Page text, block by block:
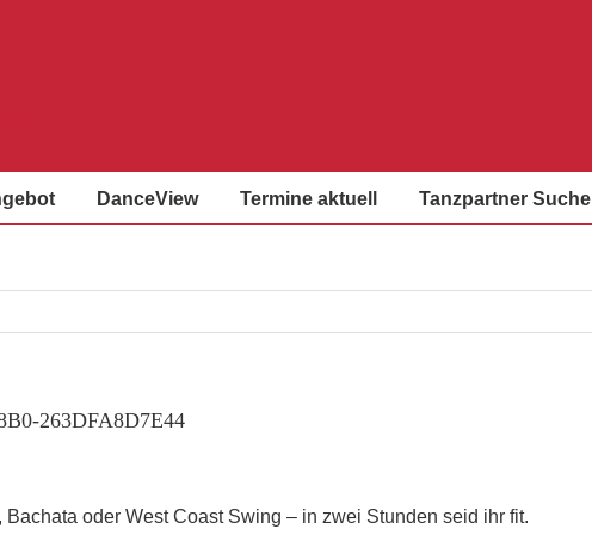
DanceView Termine aktuell Tanzpartner Suche
263DFA8D7E44
Bachata oder West Coast Swing – in zwei Stunden seid ihr fit.